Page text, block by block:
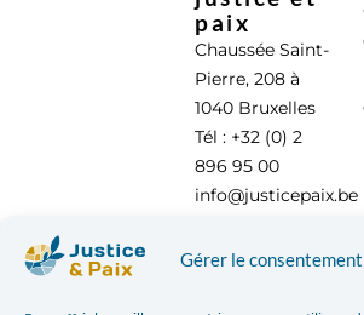
Gérer le consentement
paix
Chaussée Saint-
Pierre, 208 à
1040 Bruxelles
Tél : +32 (0) 2
896 95 00
info@justicepaix.be